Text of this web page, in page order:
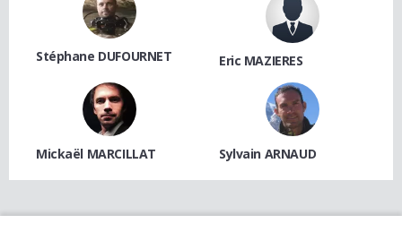
Stéphane DUFOURNET Eric MAZIERES
Mickaël MARCILLAT Sylvain ARNAUD